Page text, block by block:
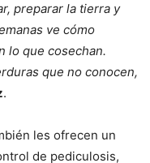
preparar la tierra y
ve cómo
lo que cosechan.
que no conocen,
.
les ofrecen un
de pediculosis,